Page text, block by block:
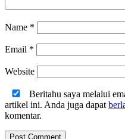
Name *
Email *
Website
Beritahu saya melalui
artikel ini. Anda juga dapat
komentar.